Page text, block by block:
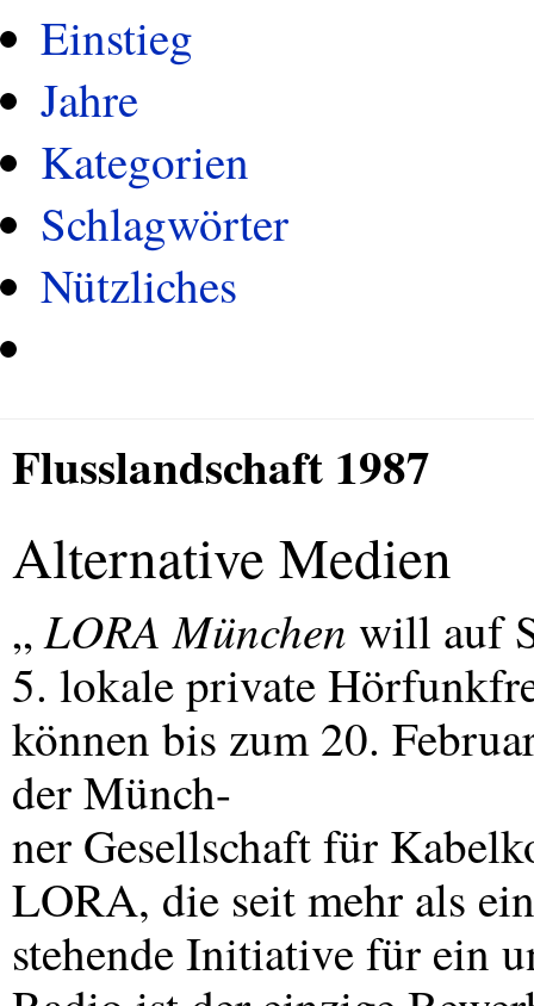
Einstieg
Jahre
Kategorien
Schlagwörter
Nützliches
Flusslandschaft 1987
Alternative Medien
„LORA München will auf
5. lokale private
können bis zum 20.
der Münch-
ner Gesellschaft für
LORA, die seit mehr als
stehende Initiative für ein